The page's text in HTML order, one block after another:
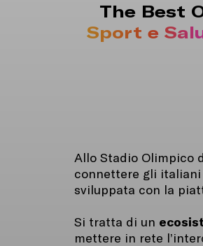
The Best
Sport e
Allo Stadio Olimpico
connettere gli italiani
sviluppata con la
Si tratta di un
mettere in rete